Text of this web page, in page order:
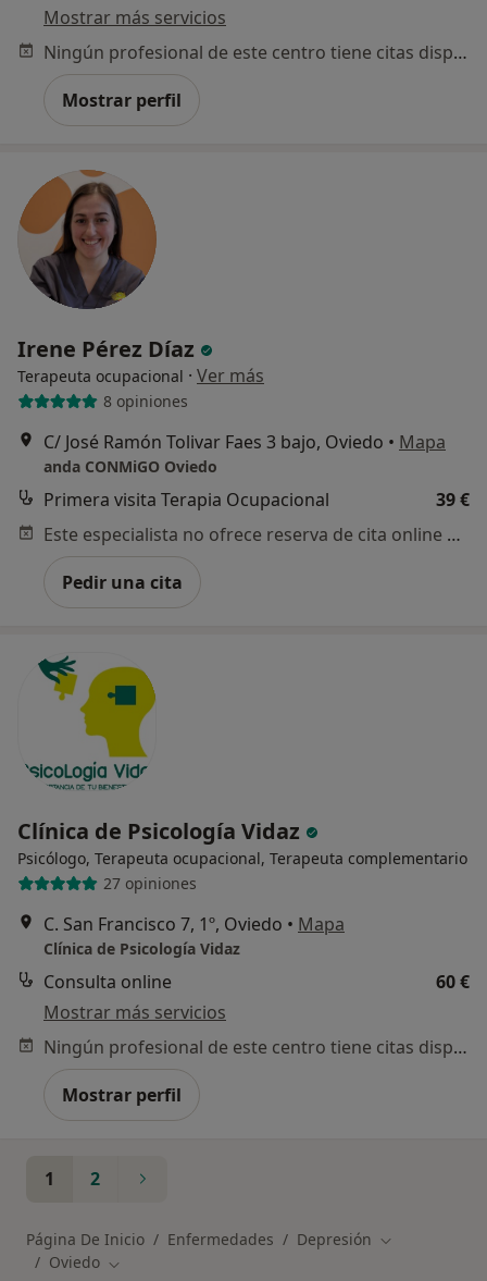
Mostrar más servicios
Ningún profesional de este centro tiene citas disponibles
Mostrar perfil
Irene Pérez Díaz
Terapeuta ocupacional · Ver más
8 opiniones
C/ José Ramón Tolivar Faes 3 bajo, Oviedo • Mapa
anda CONMiGO Oviedo
Primera visita Terapia Ocupacional
39 €
Este especialista no ofrece reserva de cita online en esta dirección.
Pedir una cita
Clínica de Psicología Vidaz
Psicólogo, Terapeuta ocupacional, Terapeuta complementario
27 opiniones
C. San Francisco 7, 1º, Oviedo • Mapa
Clínica de Psicología Vidaz
Consulta online
60 €
Mostrar más servicios
Ningún profesional de este centro tiene citas disponibles
Mostrar perfil
1 2
Página De Inicio Enfermedades Depresión Cambiar de
Oviedo Cambiar de ciudad